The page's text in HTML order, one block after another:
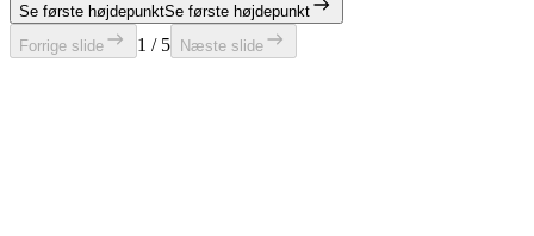
Se første højdepunktSe første højdepunkt
Forrige slide
1 / 5 Næste slide